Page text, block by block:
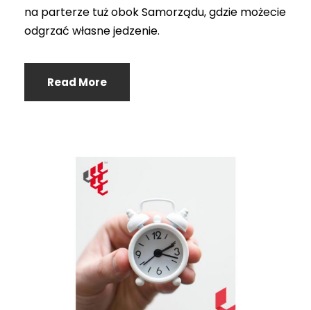
na parterze tuż obok Samorządu, gdzie możecie
odgrzać własne jedzenie.
Read More